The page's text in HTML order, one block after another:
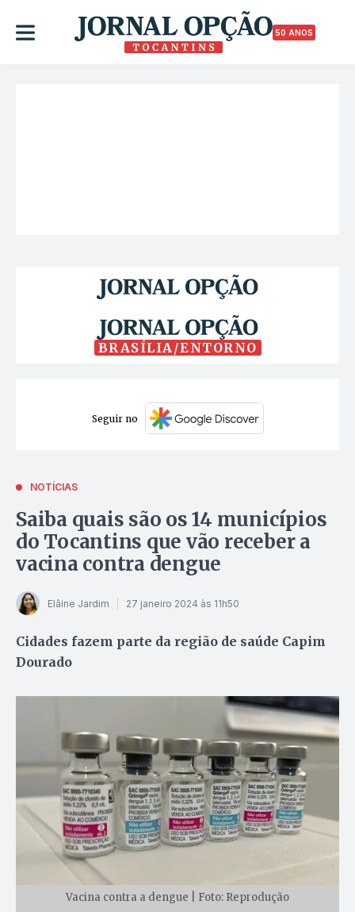
50 ANOS
BRASÍLIA/ENTORNO
Seguir no
NOTÍCIAS
Saiba quais são os 14 municípios
do Tocantins que vão receber a
vacina contra dengue
Elâine Jardim 27 janeiro 2024 às 11h50
Cidades fazem parte da região de saúde Capim
Dourado
Vacina contra a dengue | Foto: Reprodução